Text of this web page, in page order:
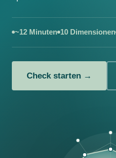
~12 Minuten 10 Dimensionen
Check starten →